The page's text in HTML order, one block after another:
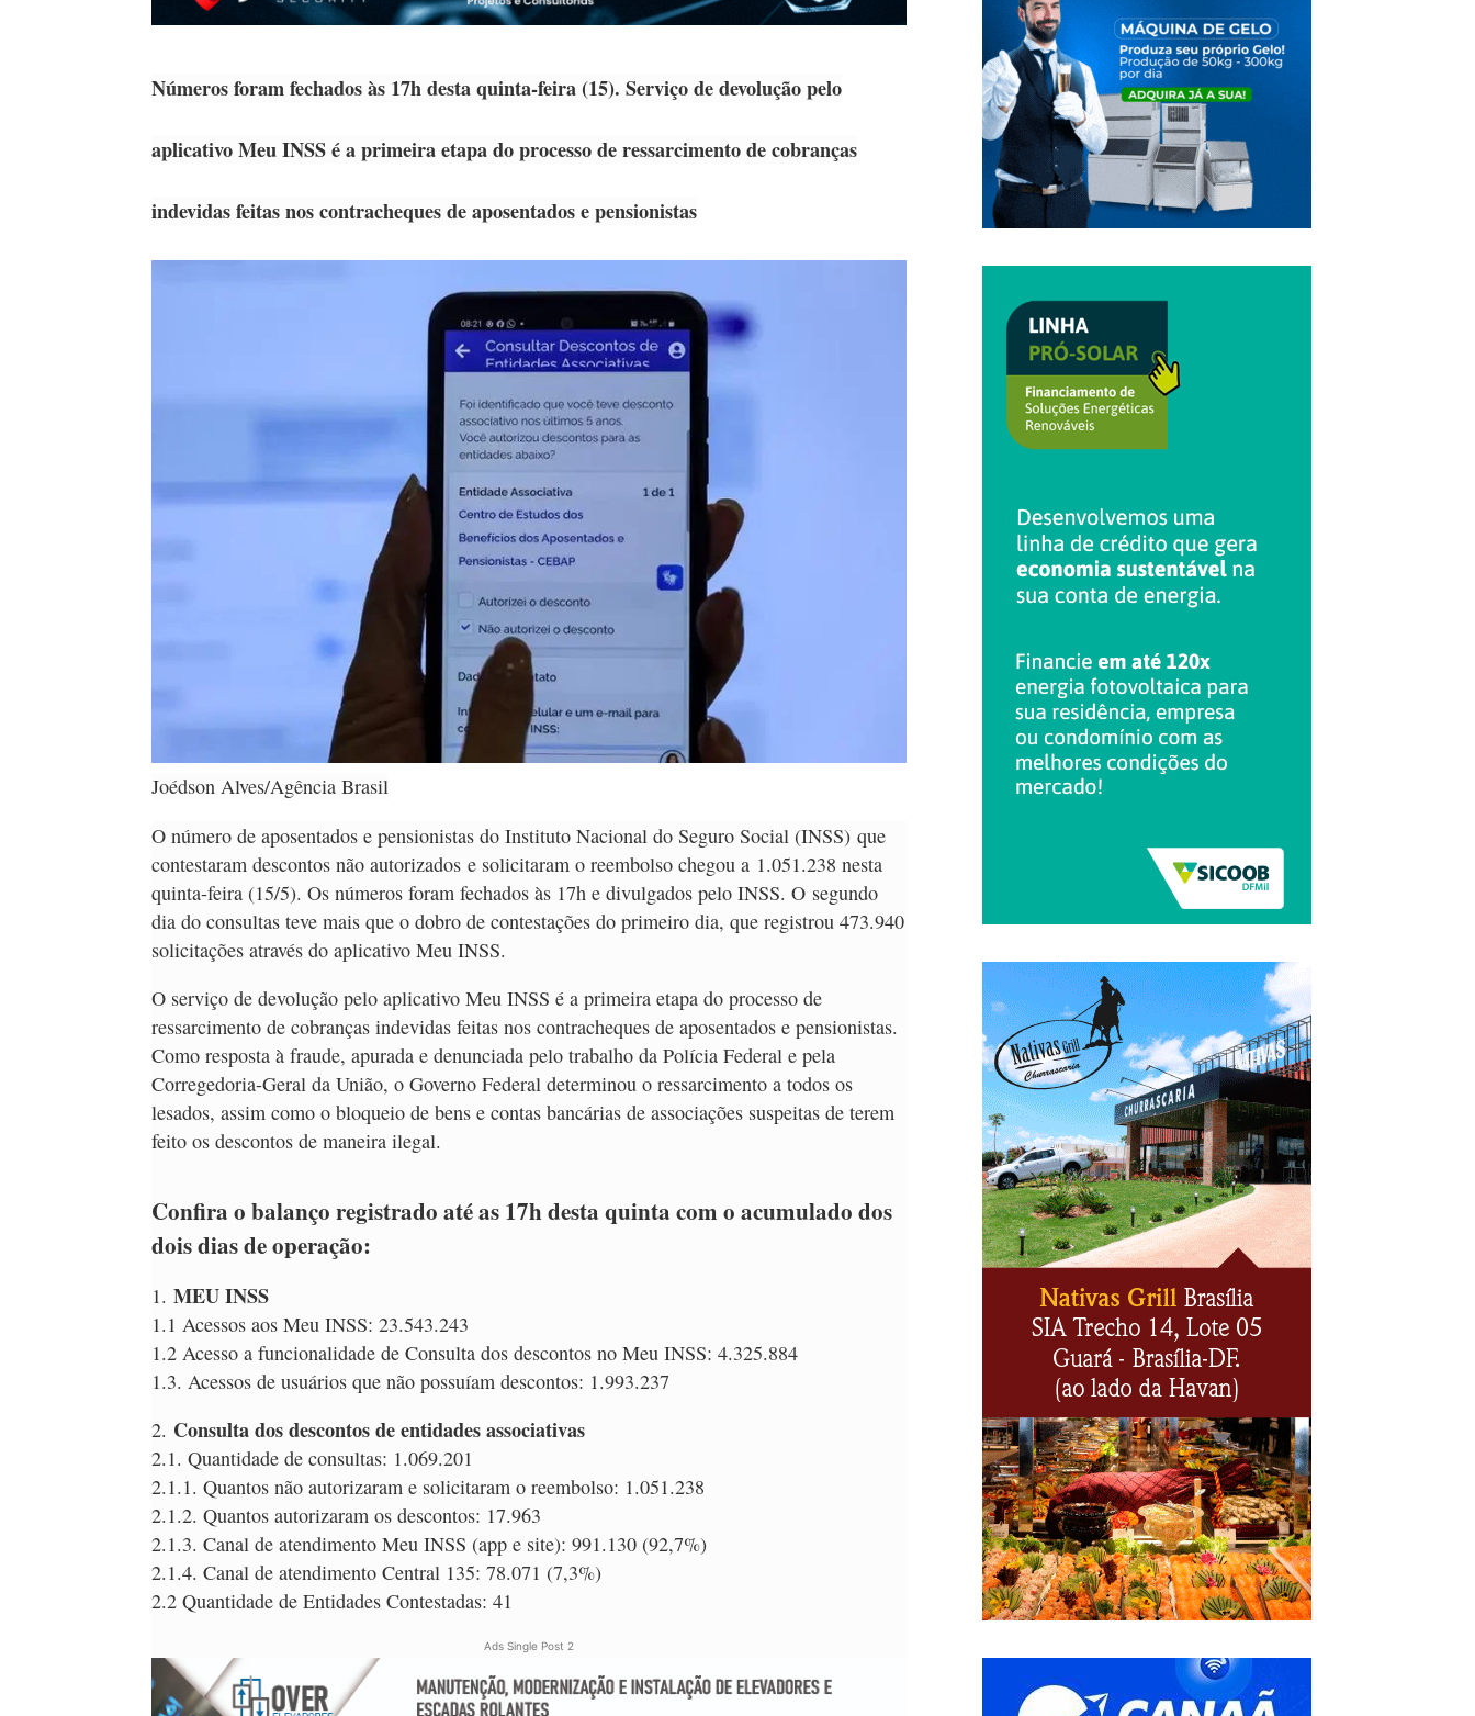
Números foram fechados às 17h desta quinta-feira (15). Serviço de devolução pelo
aplicativo Meu INSS é a primeira etapa do processo de ressarcimento de cobranças
indevidas feitas nos contracheques de aposentados e pensionistas
Joédson Alves/Agência Brasil
O número de aposentados e pensionistas do Instituto Nacional do Seguro Social (INSS) que
contestaram descontos não autorizados e solicitaram o reembolso chegou a 1.051.238 nesta
quinta-feira (15/5). Os números foram fechados às 17h e divulgados pelo INSS. O segundo
dia do consultas teve mais que o dobro de contestações do primeiro dia, que registrou 473.940
solicitações através do aplicativo Meu INSS.
O serviço de devolução pelo aplicativo Meu INSS é a primeira etapa do processo de
ressarcimento de cobranças indevidas feitas nos contracheques de aposentados e pensionistas.
Como resposta à fraude, apurada e denunciada pelo trabalho da Polícia Federal e pela
Corregedoria-Geral da União, o Governo Federal determinou o ressarcimento a todos os
lesados, assim como o bloqueio de bens e contas bancárias de associações suspeitas de terem
feito os descontos de maneira ilegal.
Confira o balanço registrado até as 17h desta quinta com o acumulado dos
dois dias de operação:
1. MEU INSS
1.1 Acessos aos Meu INSS: 23.543.243
1.2 Acesso a funcionalidade de Consulta dos descontos no Meu INSS: 4.325.884
1.3. Acessos de usuários que não possuíam descontos: 1.993.237
2. Consulta dos descontos de entidades associativas
2.1. Quantidade de consultas: 1.069.201
2.1.1. Quantos não autorizaram e solicitaram o reembolso: 1.051.238
2.1.2. Quantos autorizaram os descontos: 17.963
2.1.3. Canal de atendimento Meu INSS (app e site): 991.130 (92,7%)
2.1.4. Canal de atendimento Central 135: 78.071 (7,3%)
2.2 Quantidade de Entidades Contestadas: 41
Ads Single Post 2